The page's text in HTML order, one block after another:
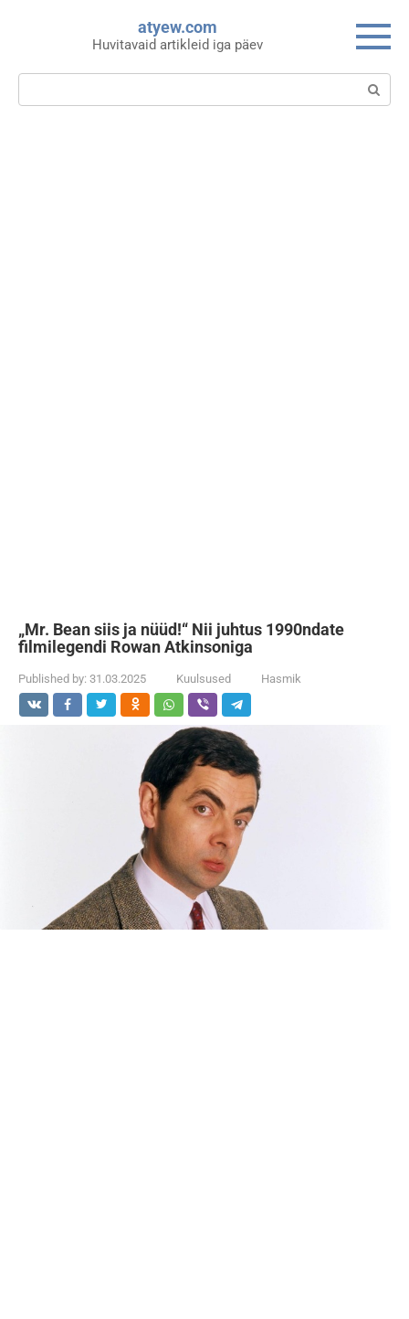
atyew.com
Huvitavaid artikleid iga päev
Search:
„Mr. Bean siis ja nüüd!“ Nii juhtus 1990ndate
filmilegendi Rowan Atkinsoniga
Published by: 31.03.2025 Kuulsused Hasmik